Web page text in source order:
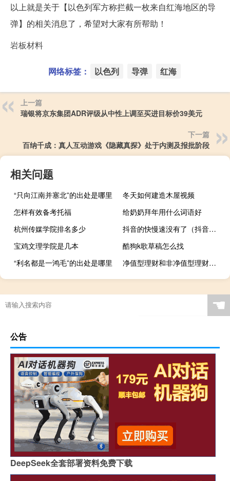
以上就是关于【以色列军方称拦截一枚来自红海地区的导
弹】的相关消息了，希望对大家有所帮助！
岩板材料
网络标签： 以色列 导弹 红海
上一篇
瑞银将京东集团ADR评级从中性上调至买进目标价39美元
下一篇
百纳千成：真人互动游戏《隐藏真探》处于内测及报批阶段
相关问题
“只向江南并塞北”的出处是哪里
冬天如何建造木屋视频
怎样有效备考托福
给奶奶拜年用什么词语好
杭州传媒学院排名多少
抖音的快慢速没有了（抖音手速太快点不了赞）
宝鸡文理学院是几本
酷狗k歌草稿怎么找
“利名都是一鸿毛”的出处是哪里
净值型理财和非净值型理财的区别
☚
公告
DeepSeek全套部署资料免费下载